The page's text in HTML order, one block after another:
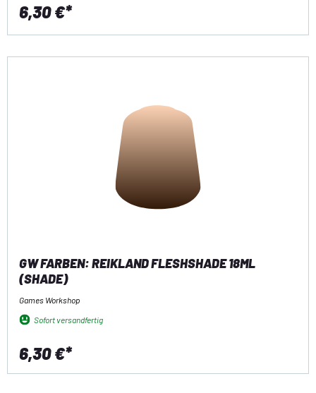
6,30 €*
GW FARBEN: REIKLAND FLESHSHADE 18ML
(SHADE)
Games Workshop
Sofort versandfertig
6,30 €*